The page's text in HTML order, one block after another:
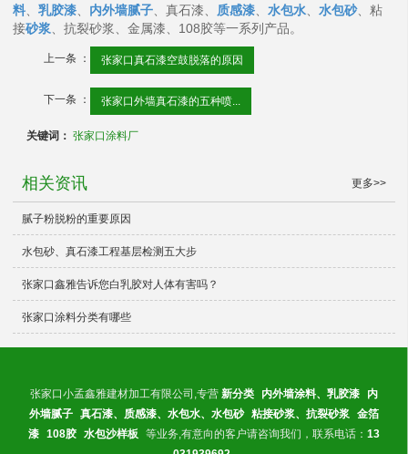
料 、乳胶漆 内外墙腻子 、真石漆、 质感漆 、水包水 、水包砂、粘
接砂浆 、抗裂砂浆、金属漆、108胶等一系列产品。
上一条 ： 张家口真石漆空鼓脱落的原因
下一条 ： 张家口外墙真石漆的五种喷...
关键词：张家口涂料厂
相关资讯 更多>>
腻子粉脱粉的重要原因
水包砂、真石漆工程基层检测五大步
张家口鑫雅告诉您白乳胶对人体有害吗？
张家口涂料分类有哪些
张家口小孟鑫雅建材加工有限公司,专营 新分类 内外墙涂料、乳胶漆
内
外墙腻子 真石漆、质感漆、水包水、水包砂 粘接砂浆、抗裂砂浆 金箔
漆 108胶 水包沙样板 等业务,有意向的客户请咨询我们，联系电话： 13